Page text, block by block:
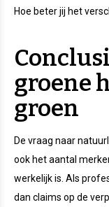
Hoe beter jij het
groene
groen
De vraag naar
ook het aantal
werkelijk is. Als
dan claims op de